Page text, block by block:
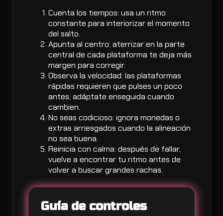
Cuenta los tiempos: usa un ritmo
constante para interiorizar el momento
del salto.
Apunta al centro: aterrizar en la parte
central de cada plataforma te deja más
margen para corregir.
Observa la velocidad: las plataformas
rápidas requieren que pulses un poco
antes; adáptate enseguida cuando
cambien.
No seas codicioso: ignora monedas o
extras arriesgados cuando la alineación
no sea buena.
Reinicia con calma: después de fallar,
vuelve a encontrar tu ritmo antes de
volver a buscar grandes rachas.
Guía de controles